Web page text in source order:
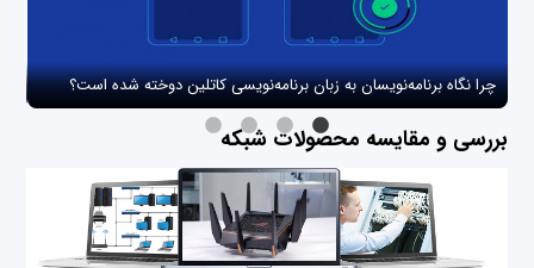
چرا نگاه برنامه‌نویسان به زبان برنامه‌نویسی کاتلین دوخته شده است؟
بررسی و مقایسه محصولات شبکه